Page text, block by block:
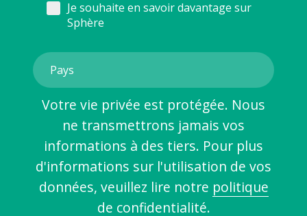
Je souhaite en savoir davantage sur
Sphère
Votre vie privée est protégée. Nous
ne transmettrons jamais vos
informations à des tiers. Pour plus
d'informations sur l'utilisation de vos
données, veuillez lire notre politique
de confidentialité.